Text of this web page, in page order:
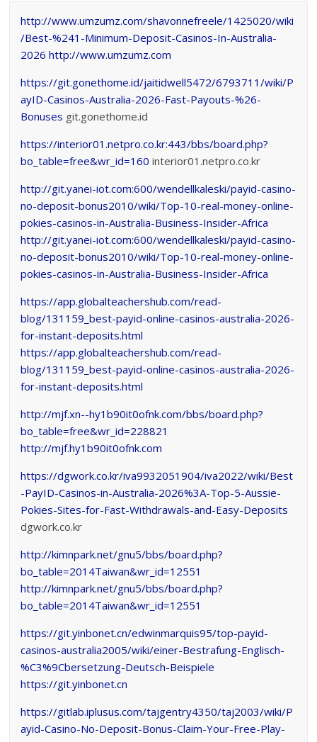
http://www.umzumz.com/shavonnefreele/1425020/wiki
/Best-%241-Minimum-Deposit-Casinos-In-Australia-
2026 http://www.umzumz.com
https://git.gonethome.id/jaitidwell5472/6793711/wiki/P
ayID-Casinos-Australia-2026-Fast-Payouts-%26-
Bonuses git.gonethome.id
https://interior01.netpro.co.kr:443/bbs/board.php?
bo_table=free&wr_id=160 interior01.netpro.co.kr
http://git.yanei-iot.com:600/wendellkaleski/payid-casino-
no-deposit-bonus2010/wiki/Top-10-real-money-online-
pokies-casinos-in-Australia-Business-Insider-Africa
http://git.yanei-iot.com:600/wendellkaleski/payid-casino-
no-deposit-bonus2010/wiki/Top-10-real-money-online-
pokies-casinos-in-Australia-Business-Insider-Africa
https://app.globalteachershub.com/read-
blog/131159_best-payid-online-casinos-australia-2026-
for-instant-deposits.html
https://app.globalteachershub.com/read-
blog/131159_best-payid-online-casinos-australia-2026-
for-instant-deposits.html
http://mjf.xn--hy1b90it0ofnk.com/bbs/board.php?
bo_table=free&wr_id=228821
http://mjf.hy1b90it0ofnk.com
https://dgwork.co.kr/iva9932051904/iva2022/wiki/Best
-PayID-Casinos-in-Australia-2026%3A-Top-5-Aussie-
Pokies-Sites-for-Fast-Withdrawals-and-Easy-Deposits
dgwork.co.kr
http://kimnpark.net/gnu5/bbs/board.php?
bo_table=2014Taiwan&wr_id=12551
http://kimnpark.net/gnu5/bbs/board.php?
bo_table=2014Taiwan&wr_id=12551
https://git.yinbonet.cn/edwinmarquis95/top-payid-
casinos-australia2005/wiki/einer-Bestrafung-Englisch-
%C3%9Cbersetzung-Deutsch-Beispiele
https://git.yinbonet.cn
https://gitlab.iplusus.com/tajgentry4350/taj2003/wiki/P
ayid-Casino-No-Deposit-Bonus-Claim-Your-Free-Play-